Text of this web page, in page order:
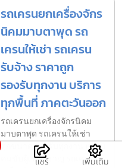
รถเครนยกเครื่องจักร
นิคมมาบตาพุด รถ
เครนให้เช่า รถเครน
รับจ้าง ราคาถูก
รองรับทุกงาน บริการ
ทุกพื้นที่ ภาคตะวันออก
รถเครนยกเครื่องจักรนิคม
มาบตาพุด รถเครนให้เช่า
ทุกขนาด รองรับทุกงาน พร้อม
คนขับผู้เชี่ยวชาญ รถเครนยก
แชร์ เพิ่มเติม